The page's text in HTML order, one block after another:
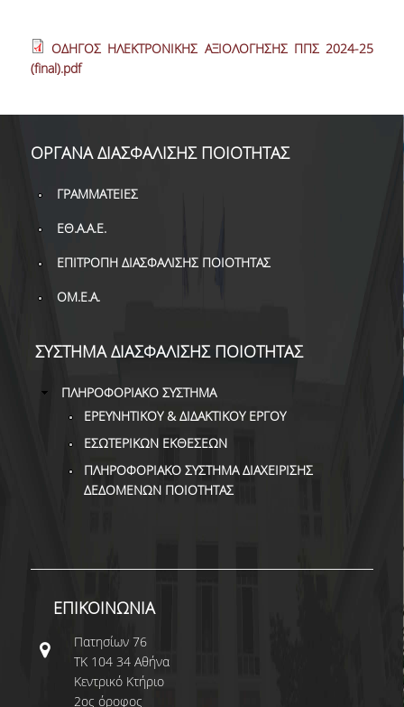
Πιστοποίηση
ΠΜΣ
Χρήσιμο Υλικό
Ακαδημαϊκών Τμημάτων
Εξωτερικές Εκθέσεις
Ιδρύματος
Διεθνής Αναγνώριση
Πίνακες Διεθνούς Κατάταξης
Άλλες Έρευνες
ΟΔΗΓΟΣ ΗΛΕΚΤΡΟΝΙΚΗΣ ΑΞΙΟΛΟΓΗΣΗΣ ΠΠΣ 2024-25
(final).pdf
ΟΡΓΑΝΑ ΔΙΑΣΦΑΛΙΣΗΣ ΠΟΙΟΤΗΤΑΣ
ΓΡΑΜΜΑΤΕΙΕΣ
ΕΘ.Α.Α.Ε.
ΕΠΙΤΡΟΠΗ ΔΙΑΣΦΑΛΙΣΗΣ ΠΟΙΟΤΗΤΑΣ
ΟΜ.Ε.Α.
ΣΥΣΤΗΜΑ ΔΙΑΣΦΑΛΙΣΗΣ ΠΟΙΟΤΗΤΑΣ
ΠΛΗΡΟΦΟΡΙΑΚΟ ΣΥΣΤΗΜΑ
ΕΡΕΥΝΗΤΙΚΟΥ & ΔΙΔΑΚΤΙΚΟΥ ΕΡΓΟΥ
ΕΣΩΤΕΡΙΚΩΝ ΕΚΘΕΣΕΩΝ
ΠΛΗΡΟΦΟΡΙΑΚΟ ΣΥΣΤΗΜΑ ΔΙΑΧΕΙΡΙΣΗΣ
ΔΕΔΟΜΕΝΩΝ ΠΟΙΟΤΗΤΑΣ
ΕΠΙΚΟΙΝΩΝΙΑ
Πατησίων 76
ΤΚ 104 34 Αθήνα
Κεντρικό Κτήριο
2ος όροφος